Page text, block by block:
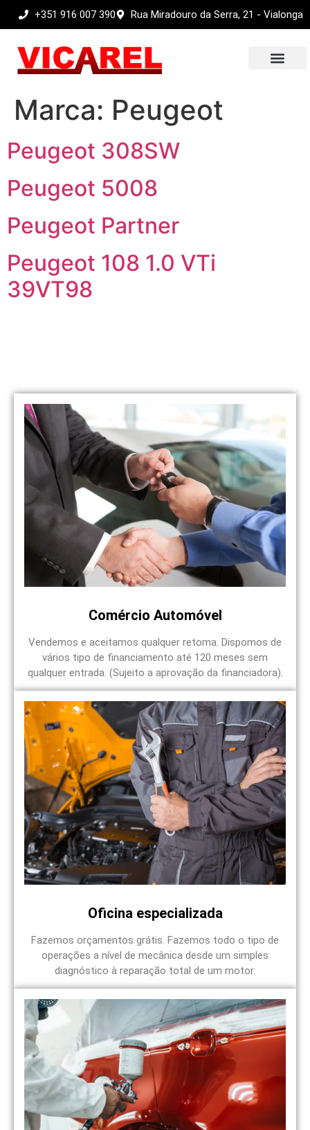
+351 916 007 390 Rua Miradouro da Serra, 21 - Vialonga
Marca: Peugeot
Peugeot 308SW
Peugeot 5008
Peugeot Partner
Peugeot 108 1.0 VTi
39VT98
Comércio Automóvel
Vendemos e aceitamos qualquer retoma. Dispomos de
vários tipo de financiamento até 120 meses sem
qualquer entrada. (Sujeito a aprovação da financiadora).
Oficina especializada
Fazemos orçamentos grátis. Fazemos todo o tipo de
operações a nível de mecânica desde um simples
diagnóstico à reparação total de um motor.